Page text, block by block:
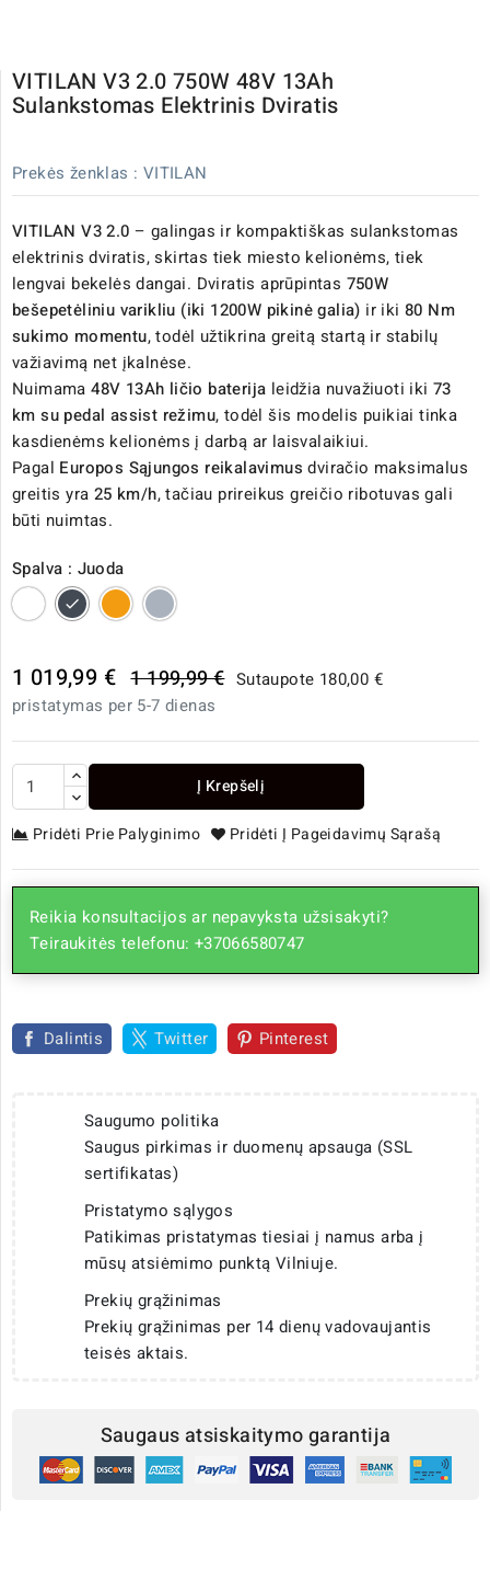
VITILAN V3 2.0 750W 48V 13Ah
Sulankstomas Elektrinis Dviratis
Prekės ženklas : VITILAN
VITILAN V32.0– galingas ir kompaktiškas sulankstomas
elektrinis dviratis, skirtas tiek miesto kelionėms, tiek
lengvai bekelės dangai. Dviratis aprūpintas 750W
bešepetėliniu varikliu (iki 1200W pikinė galia) ir iki80 Nm
sukimo momentu, todėl užtikrina greitą startą ir stabilų
važiavimą net įkalnėse.
Nuimama48V 13Ah ličio baterija leidžia nuvažiuoti iki73
km su pedal assist režimu, todėl šis modelis puikiai tinka
kasdienėms kelionėms į darbą ar laisvalaikiui.
Pagal Europos Sąjungos reikalavimus dviračio maksimalus
greitis yra 25 km/h, tačiau prireikus greičio ribotuvas gali
būti nuimtas.
Spalva : Juoda
BaltaJuodaOranžinėPilka
1 019,99 € 1 199,99 € Sutaupote 180,00 €
pristatymas per 5-7 dienas
Į Krepšelį
Pridėti Prie Palyginimo Pridėti Į Pageidavimų Sąrašą
Reikia konsultacijos ar nepavyksta užsisakyti?
Teiraukitės telefonu: +37066580747
Dalintis Twitter Pinterest
Saugumo politika
Saugus pirkimas ir duomenų apsauga (SSL
sertifikatas)
Pristatymo sąlygos
Patikimas pristatymas tiesiai į namus arba į
mūsų atsiėmimo punktą Vilniuje.
Prekių grąžinimas
Prekių grąžinimas per 14 dienų vadovaujantis
teisės aktais.
Saugaus atsiskaitymo garantija